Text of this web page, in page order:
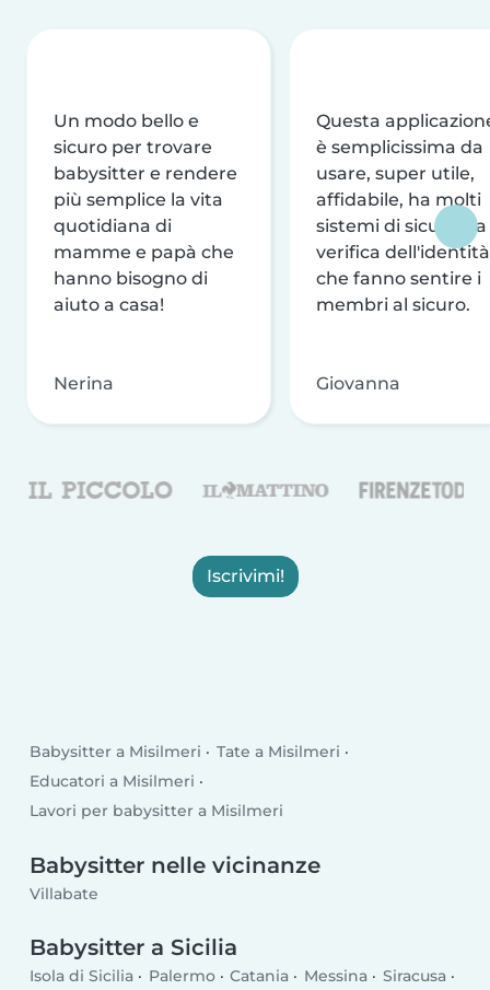
Un modo bello e
sicuro per trovare
babysitter e rendere
più semplice la vita
quotidiana di
mamme e papà che
hanno bisogno di
aiuto a casa!
Nerina
Questa
è semplicissima da
usare, super utile,
affidabile, ha molti
sistemi di sicurezza
verifica dell'identità
che fanno sentire i
membri al sicuro.
Giovanna
Iscrivimi!
Babysitter a Misilmeri
Tate a Misilmeri
Educatori a Misilmeri
Lavori per babysitter a Misilmeri
Babysitter nelle vicinanze
Villabate
Babysitter a Sicilia
Isola di Sicilia Palermo Catania Messina
Siracusa